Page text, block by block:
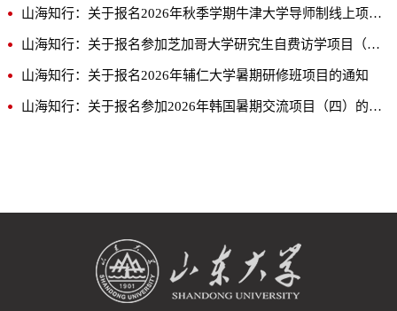
山海知行：关于报名2026年秋季学期牛津大学导师制线上项目的通知
山海知行：关于报名参加芝加哥大学研究生自费访学项目（GSAL）的通知
山海知行：关于报名2026年辅仁大学暑期研修班项目的通知
山海知行：关于报名参加2026年韩国暑期交流项目（四）的通知